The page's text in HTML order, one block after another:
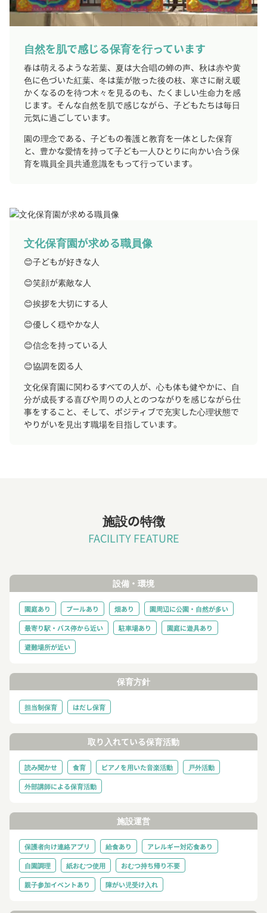
自然を肌で感じる保育を行っています
春は萌えるような若葉、夏は大合唱の蝉の声、秋は赤や黄
色に色づいた紅葉、冬は葉が散った後の枝、寒さに耐え暖
かくなるのを待つ木々を見るのも、たくましい生命力を感
じます。そんな自然を肌で感じながら、子どもたちは毎日
元気に過ごしています。
園の理念である、子どもの養護と教育を一体とした保育
と、豊かな愛情を持って子ども一人ひとりに向かい合う保
育を職員全員共通意識をもって行っています。
文化保育園が求める職員像
😊子どもが好きな人
😊笑顔が素敵な人
😊挨拶を大切にする人
😊優しく穏やかな人
😊信念を持っている人
😊協調を図る人
文化保育園に関わるすべての人が、心も体も健やかに、自
分が成長する喜びや周りの人とのつながりを感じながら仕
事をすること、そして、ポジティブで充実した心理状態で
やりがいを見出す職場を目指しています。
施設の特徴
FACILITY FEATURE
設備・環境
園庭あり プールあり 畑あり
園周辺に公園・自然が多い
最寄り駅・バス停から近い
駐車場あり
園庭に遊具あり
避難場所が近い
保育方針
担当制保育 はだし保育
取り入れている保育活動
読み聞かせ 食育 ピアノを用いた音楽活動
戸外活動
外部講師による保育活動
施設運営
保護者向け連絡アプリ 給食あり
アレルギー対応食あり
自園調理
紙おむつ使用
おむつ持ち帰り不要
親子参加イベントあり
障がい児受け入れ